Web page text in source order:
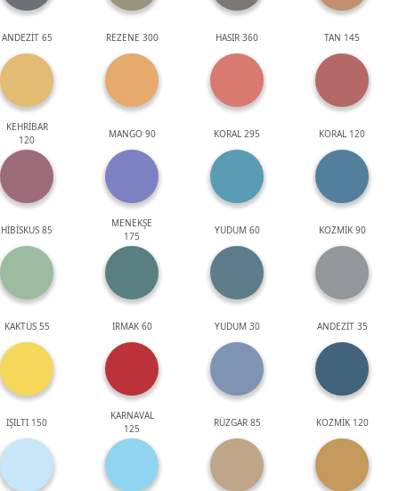
ANDEZİT 65 REZENE 300 HASIR 360 TAN 145
KEHRİBAR
120
MANGO 90 KORAL 295 KORAL 120
HİBİSKUS 85
MENEKŞE
175
YUDUM 60 KOZMİK 90
KAKTÜS 55 IRMAK 60 YUDUM 30 ANDEZİT 35
IŞILTI 150
KARNAVAL
125
RÜZGAR 85 KOZMİK 120